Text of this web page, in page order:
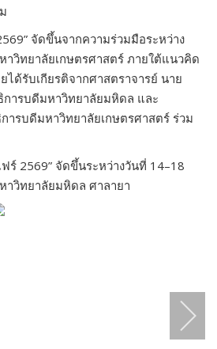
จัดขึ้นจากความร่วมมือระหว่าง
วิทยาลัยเกษตรศาสตร์ ภายใต้แนวคิด
ได้รับเกียรติจากศาสตราจารย์ นาย
ารบดีมหาวิทยาลัยมหิดล และ
ารบดีมหาวิทยาลัยเกษตรศาสตร์ ร่วม
ร์ 2569” จัดขึ้นระหว่างวันที่ 14–18
วิทยาลัยมหิดล ศาลายา